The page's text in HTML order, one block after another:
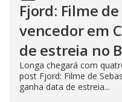
Fjord: Filme
vencedor em
de estreia no
Longa chegará com
post Fjord: Filme de
ganha data de estreia...